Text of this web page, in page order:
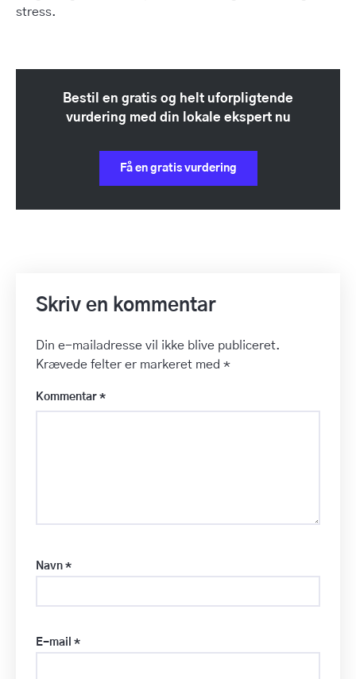
stress.
Bestil en gratis og helt uforpligtende
vurdering med din lokale ekspert nu
Få en gratis vurdering
Skriv en kommentar
Din e-mailadresse vil ikke blive publiceret.
Krævede felter er markeret med *
Kommentar *
Navn *
E-mail *